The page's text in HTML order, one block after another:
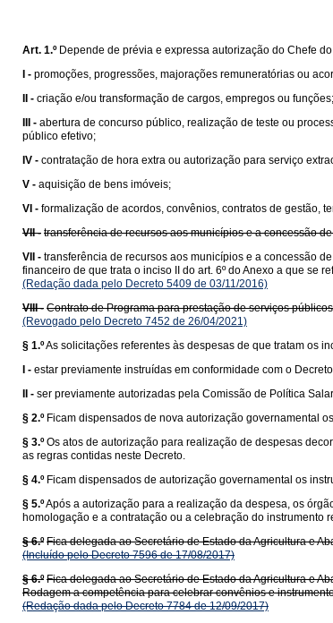
Art. 1.º Depende de prévia e expressa autorização do Chefe
I - promoções, progressões, majorações remuneratórias ou
II - criação e/ou transformação de cargos, empregos ou funções;
III - abertura de concurso público, realização de teste ou
público efetivo;
IV - contratação de hora extra ou autorização para serviço
V - aquisição de bens imóveis;
VI - formalização de acordos, convênios, contratos de gestão,
VII - transferência de recursos aos municípios e a concessão
VII - transferência de recursos aos municípios e a concessão
financeiro de que trata o inciso II do art. 6º do Anexo a que se
(Redação dada pelo Decreto 5409 de 03/11/2016)
VIII - Contrato de Programa para prestação de serviços
(Revogado pelo Decreto 7452 de 26/04/2021)
§ 1.ºAs solicitações referentes às despesas de que tratam os
I - estar previamente instruídas em conformidade com o
II - ser previamente autorizadas pela Comissão de Política
§ 2.º Ficam dispensados de nova autorização governamental
§ 3.º Os atos de autorização para realização de despesas
as regras contidas neste Decreto.
§ 4.º Ficam dispensados de autorização governamental os
§ 5.ºApós a autorização para a realização da despesa, os
homologação e a contratação ou a celebração do instrumento
§ 6.º Fica delegada ao Secretário de Estado da Agricultura e
(Incluído pelo Decreto 7596 de 17/08/2017)
§ 6.º Fica delegada ao Secretário de Estado da Agricultura e
Rodagem a competência para celebrar convênios e
(Redação dada pelo Decreto 7784 de 12/09/2017)